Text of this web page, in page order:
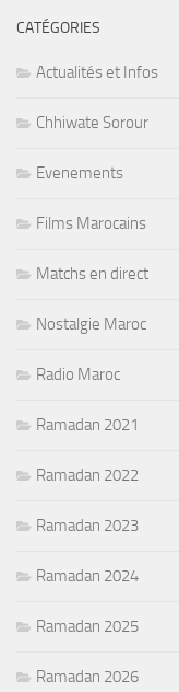
CATÉGORIES
Actualités et Infos
Chhiwate Sorour
Evenements
Films Marocains
Matchs en direct
Nostalgie Maroc
Radio Maroc
Ramadan 2021
Ramadan 2022
Ramadan 2023
Ramadan 2024
Ramadan 2025
Ramadan 2026